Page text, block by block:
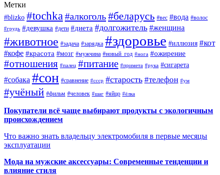
Метки
#blizko #tochka #алкоголь#беларусь #вес #вода #волос
#грудь #девушка #дети #диета #долгожитель #женщина
#животное #задача #зарядка #здоровье #иллюзия #кот
#кофе #красота #мозг #мужчина #новый_год #нога #ожирение
#отношения #палец #питание #примета #рука #сигарета
#собака #сон #сравнение #ссср #старость #телефон #ум
#учёный #фильм #человек #шаг #яйцо #ёлка
Покупатели всё чаще выбирают продукты с экологичным
происхождением
Что важно знать владельцу электромобиля в первые месяцы
эксплуатации
Мода на мужские аксессуары: Современные тенденции и
влияние стиля